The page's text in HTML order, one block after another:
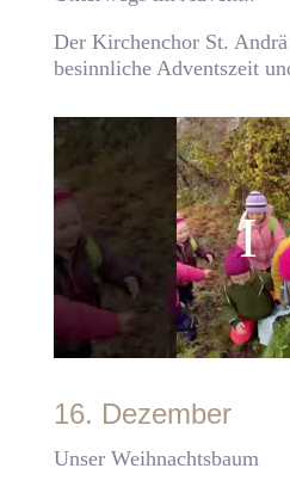
Der Kirchenchor St.
besinnliche Adventszeit
16. Dezember
Unser Weihnachtsbaum